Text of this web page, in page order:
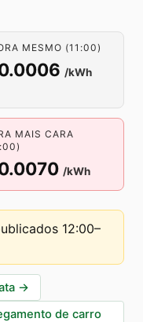
MESMO (11:00)
/kWh
MAIS CARA
/kWh
12:00–
→
de carro